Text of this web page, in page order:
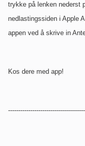
trykke på lenken nederst
nedlastingssiden i Apple
appen ved å skrive in
Kos dere med app!